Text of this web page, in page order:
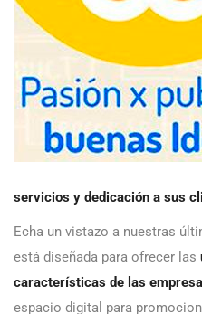
servicios y dedicación a sus
Echa un vistazo a nuestras
está diseñada para ofrecer las
características de las
espacio digital para